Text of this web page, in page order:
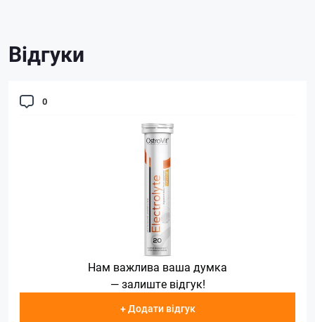
Відгуки
0
Нам важлива ваша думка
— залиште відгук!
+ Додати відгук